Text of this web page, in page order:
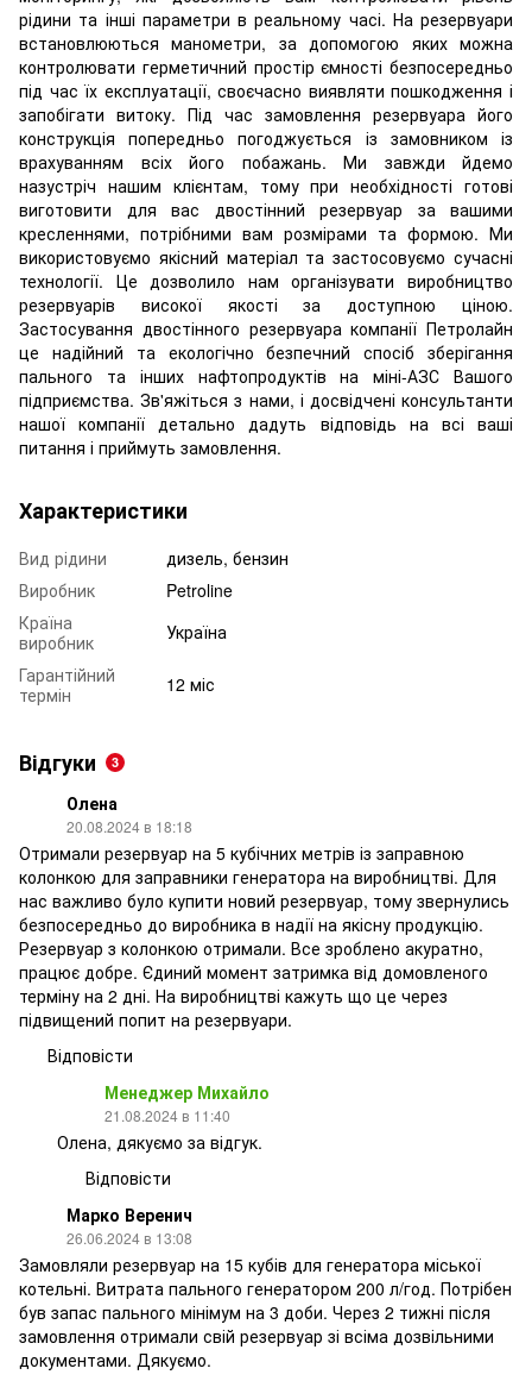
рідини та інші параметри в реальному часі. На резервуари
встановлюються манометри, за допомогою яких можна
контролювати герметичний простір ємності безпосередньо
під час їх експлуатації, своєчасно виявляти пошкодження і
запобігати витоку. Під час замовлення резервуара його
конструкція попередньо погоджується із замовником із
врахуванням всіх його побажань. Ми завжди йдемо
назустріч нашим клієнтам, тому при необхідності готові
виготовити для вас двостінний резервуар за вашими
кресленнями, потрібними вам розмірами та формою. Ми
використовуємо якісний матеріал та застосовуємо сучасні
технології. Це дозволило нам організувати виробництво
резервуарів високої якості за доступною ціною.
Застосування двостінного резервуара компанії Петролайн
це надійний та екологічно безпечний спосіб зберігання
пального та інших нафтопродуктів на міні-АЗС Вашого
підприємства. Зв'яжіться з нами, і досвідчені консультанти
нашої компанії детально дадуть відповідь на всі ваші
питання і приймуть замовлення.
Характеристики
Вид рідини
дизель, бензин
Виробник
Petroline
Країна
виробник
Україна
Гарантійний
термін
12 міс
Відгуки 3
Олена
20.08.2024 в 18:18
Отримали резервуар на 5 кубічних метрів із заправною
колонкою для заправники генератора на виробництві. Для
нас важливо було купити новий резервуар, тому звернулись
безпосередньо до виробника в надії на якісну продукцію.
Резервуар з колонкою отримали. Все зроблено акуратно,
працює добре. Єдиний момент затримка від домовленого
терміну на 2 дні. На виробництві кажуть що це через
підвищений попит на резервуари.
Відповісти
Менеджер Михайло
21.08.2024 в 11:40
Олена, дякуємо за відгук.
Відповісти
Марко Веренич
26.06.2024 в 13:08
Замовляли резервуар на 15 кубів для генератора міської
котельні. Витрата пального генератором 200 л/год. Потрібен
був запас пального мінімум на 3 доби. Через 2 тижні після
замовлення отримали свій резервуар зі всіма дозвільними
документами. Дякуємо.